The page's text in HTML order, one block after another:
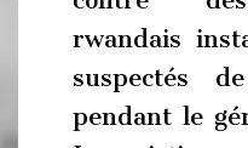
rwandais
suspectés
pendant le